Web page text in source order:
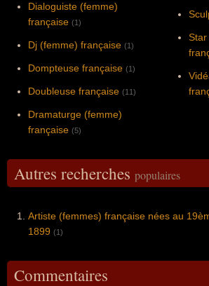
Dialoguiste (femme)
française (1)
Dj (femme) française (1)
Dompteuse française (1)
Doubleuse française (11)
Dramaturge (femme)
française (5)
Star
Autres recherches populaires
Artiste (femmes) française nées au
1899 (1)
Commentaires